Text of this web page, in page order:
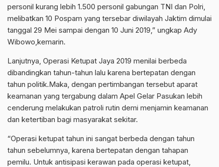
personil kurang lebih 1.500 personil gabungan TNI dan Polri,
melibatkan 10 Pospam yang tersebar diwilayah Jaktim dimulai
tanggal 29 Mei sampai dengan 10 Juni 2019,” ungkap Ady
Wibowo,kemarin.
Lanjutnya, Operasi Ketupat Jaya 2019 menilai berbeda
dibandingkan tahun-tahun lalu karena bertepatan dengan
tahun politik.Maka, dengan pertimbangan tersebut aparat
keamanan yang tergabung dalam Apel Gelar Pasukan lebih
cenderung melakukan patroli rutin demi menjamin keamanan
dan ketertiban bagi masyarakat sekitar.
“Operasi ketupat tahun ini sangat berbeda dengan tahun
tahun sebelumnya, karena bertepatan dengan tahapan
pemilu. Untuk antisipasi kerawan pada operasi ketupat,